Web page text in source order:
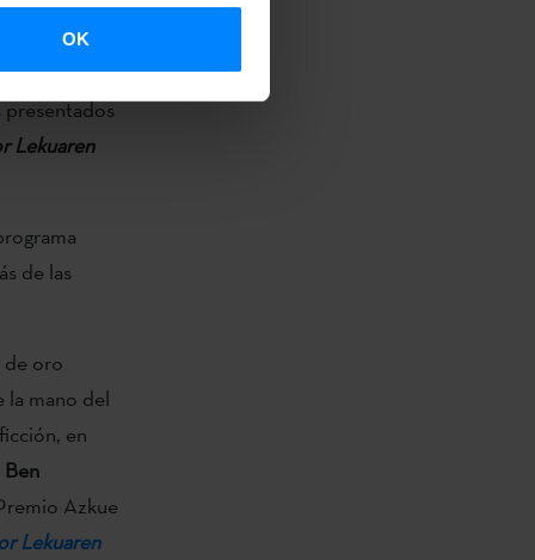
OK
presentados
Lekuaren
de las
de oro
la mano del
en
Ben
Azkue
Lekuaren